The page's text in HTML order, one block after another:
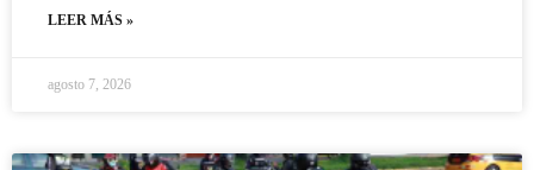
LEER MÁS »
agosto 7, 2026